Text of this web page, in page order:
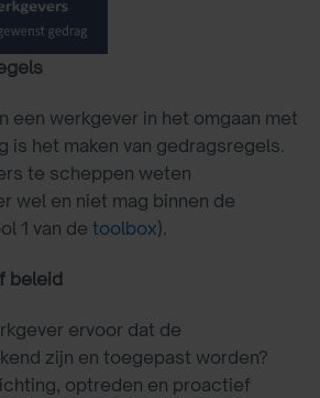
een werkgever in het omgaan met
is het maken van gedragsregels.
te scheppen weten
wel en niet mag binnen de
1 van de toolbox).
beleid
ervoor dat de
zijn en toegepast worden?
optreden en proactief